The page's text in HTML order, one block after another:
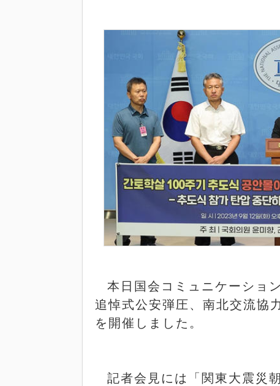
本日国会コミュニケーショ
追悼式公安弾圧、南北交流協
を開催しました。
記者会見には「関東大震災